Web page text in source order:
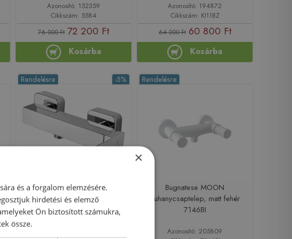
Azonosító: 152359
Cikkszám: 5584
76 000 Ft 72 200 Ft
Kosárba
Azonosító: 194872
Cikkszám: KI11BZ
64 000 Ft 60 800 Ft
Kosárba
-5%
Rendelésre
Sapho LATUS zuhany csaptelep,
króm 1102-71
Rendelésre
Bugnatese MOON
zuhanycsaptelep, matt fehér
7146BI
Azonosító: 205809
×
és a forgalom elemzésére.
hirdetési és elemző
Ön biztosított számukra,
össze.